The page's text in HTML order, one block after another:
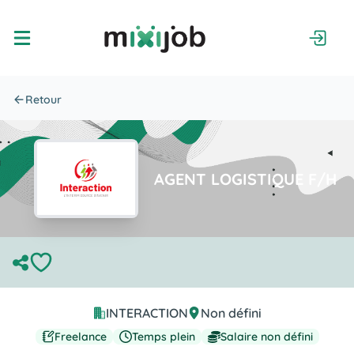
Retour
AGENT LOGISTIQUE F/H
INTERACTION Non défini
Freelance Temps plein Salaire non défini
Job Actions